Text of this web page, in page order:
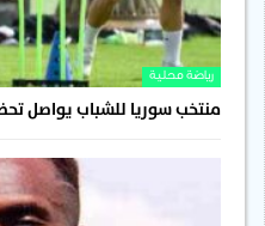
رياضة محلية
منتخب سوريا للشباب يواصل